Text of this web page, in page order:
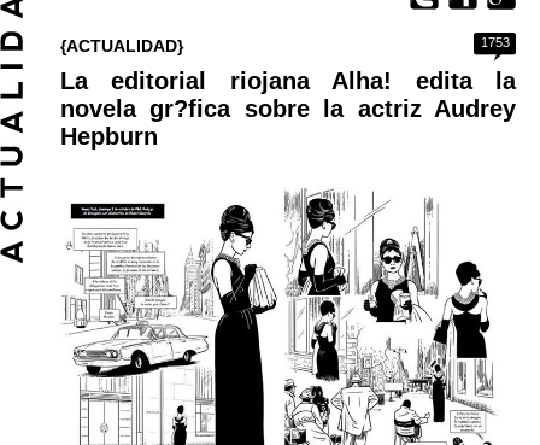
1753
{ACTUALIDAD}
La editorial riojana Alha! edita la
novela gr?fica sobre la actriz Audrey
Hepburn